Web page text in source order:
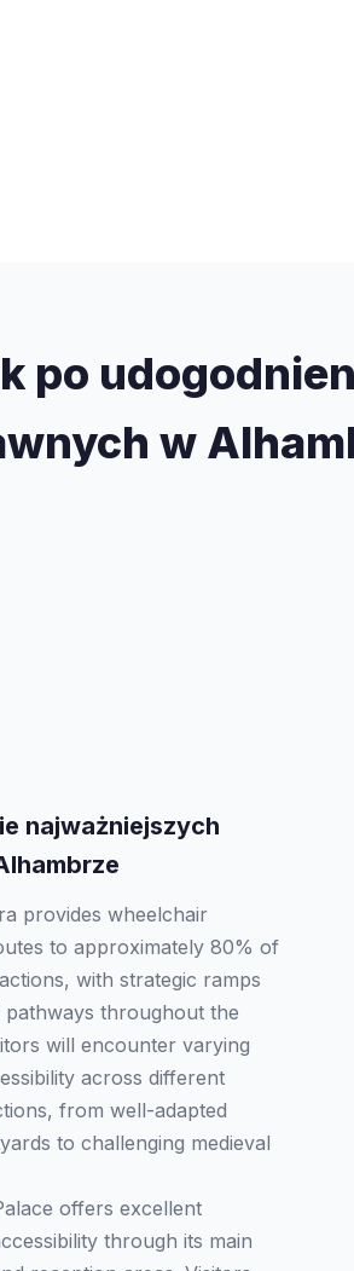
po
w
najważniejszych
provides wheelchair
to approximately 80% of
with strategic ramps
pathways throughout the
will encounter varying
across different
from well-adapted
to challenging medieval
offers excellent
through its main